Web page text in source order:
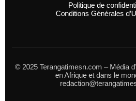
Politique de
Conditions Générales
© 2025 Terangatimesn.com – Média
en Afrique et dans le